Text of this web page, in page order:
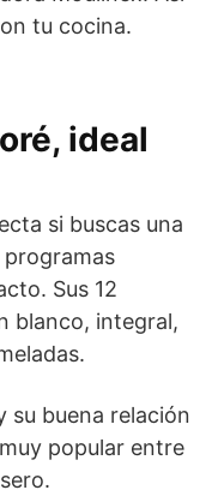
tu cocina.
ideal
si buscas una
Sus 12
blanco, integral,
su buena relación
popular entre